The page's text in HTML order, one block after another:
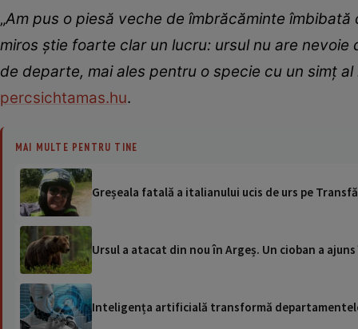
„Am pus o piesă veche de îmbrăcăminte
miros știe foarte clar un lucru: ursul nu are
de departe, mai ales pentru o specie cu un simț al
percsichtamas.hu.
MAI MULTE PENTRU TINE
Greșeala fatală a italianului ucis de urs pe
Ursul a atacat din nou în Argeș. Un cioban a
Inteligența artificială transformă